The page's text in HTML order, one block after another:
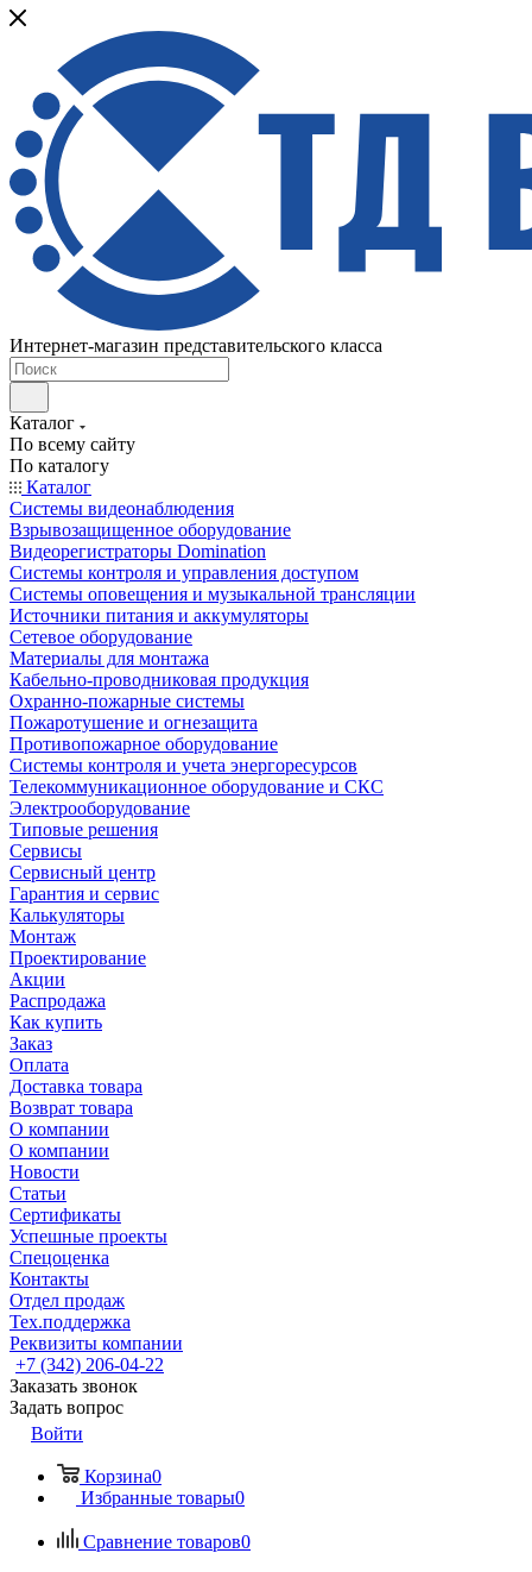
Интернет-магазин представительского класса
Каталог
По всему сайту
По каталогу
Каталог
Системы видеонаблюдения
Взрывозащищенное оборудование
Видеорегистраторы Domination
Системы контроля и управления доступом
Системы оповещения и музыкальной трансляции
Источники питания и аккумуляторы
Сетевое оборудование
Материалы для монтажа
Кабельно-проводниковая продукция
Охранно-пожарные системы
Пожаротушение и огнезащита
Противопожарное оборудование
Системы контроля и учета энергоресурсов
Телекоммуникационное оборудование и СКС
Электрооборудование
Типовые решения
Сервисы
Сервисный центр
Гарантия и сервис
Калькуляторы
Монтаж
Проектирование
Акции
Распродажа
Как купить
Заказ
Оплата
Доставка товара
Возврат товара
О компании
О компании
Новости
Статьи
Сертификаты
Успешные проекты
Спецоценка
Контакты
Отдел продаж
Тех.поддержка
Реквизиты компании
+7 (342) 206-04-22
Заказать звонок
Задать вопрос
Войти
Корзина0
Избранные товары0
Сравнение товаров0